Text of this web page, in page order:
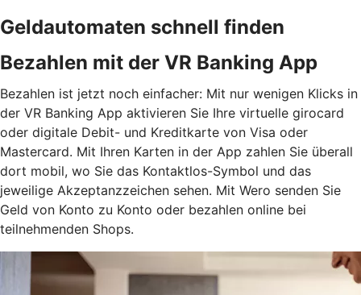
Geldautomaten schnell finden
Bezahlen mit der VR Banking App
Bezahlen ist jetzt noch einfacher: Mit nur wenigen Klicks in
der VR Banking App aktivieren Sie Ihre virtuelle girocard
oder digitale Debit- und Kreditkarte von Visa oder
Mastercard. Mit Ihren Karten in der App zahlen Sie überall
dort mobil, wo Sie das Kontaktlos-Symbol und das
jeweilige Akzeptanzzeichen sehen. Mit Wero senden Sie
Geld von Konto zu Konto oder bezahlen online bei
teilnehmenden Shops.